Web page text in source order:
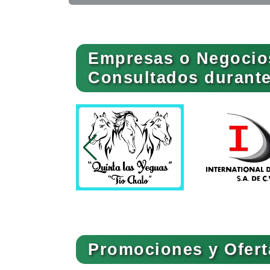
Animadores de Eventos
Artes Gráficas
Artículos de Piel
Artículos Publicitarios
Empresas o
Consultados
Promociones y